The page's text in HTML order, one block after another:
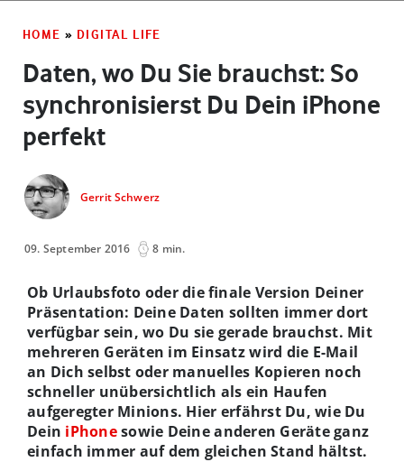
HOME » DIGITAL LIFE
Daten, wo Du Sie brauchst: So
synchronisierst Du Dein iPhone
perfekt
Gerrit Schwerz
09. September 2016 8 min.
Ob Urlaubsfoto oder die finale Version Deiner
Präsentation: Deine Daten sollten immer dort
verfügbar sein, wo Du sie gerade brauchst. Mit
mehreren Geräten im Einsatz wird die E-Mail
an Dich selbst oder manuelles Kopieren noch
schneller unübersichtlich als ein Haufen
aufgeregter Minions. Hier erfährst Du, wie Du
Dein iPhonesowie Deine anderen Geräte ganz
einfach immer auf dem gleichen Stand hältst.